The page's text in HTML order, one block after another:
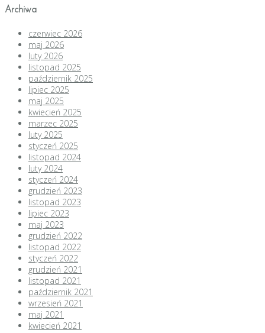
Archiwa
czerwiec 2026
maj 2026
luty 2026
listopad 2025
październik 2025
lipiec 2025
maj 2025
kwiecień 2025
marzec 2025
luty 2025
styczeń 2025
listopad 2024
luty 2024
styczeń 2024
grudzień 2023
listopad 2023
lipiec 2023
maj 2023
grudzień 2022
listopad 2022
styczeń 2022
grudzień 2021
listopad 2021
październik 2021
wrzesień 2021
maj 2021
kwiecień 2021